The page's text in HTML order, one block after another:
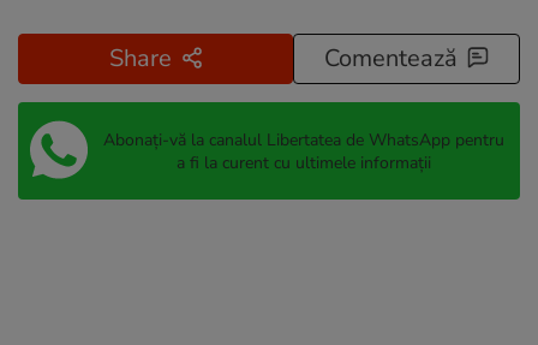
Share Comentează
Abonați-vă la canalul Libertatea de WhatsApp pentru
a fi la curent cu ultimele informații